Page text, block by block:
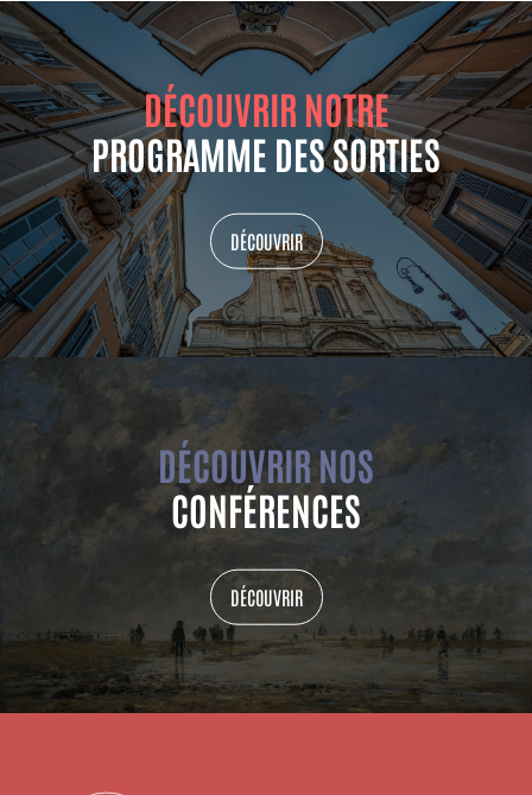
DÉCOUVRIR NOTRE
PROGRAMME DES SORTIES
DÉCOUVRIR
DÉCOUVRIR NOS
CONFÉRENCES
DÉCOUVRIR